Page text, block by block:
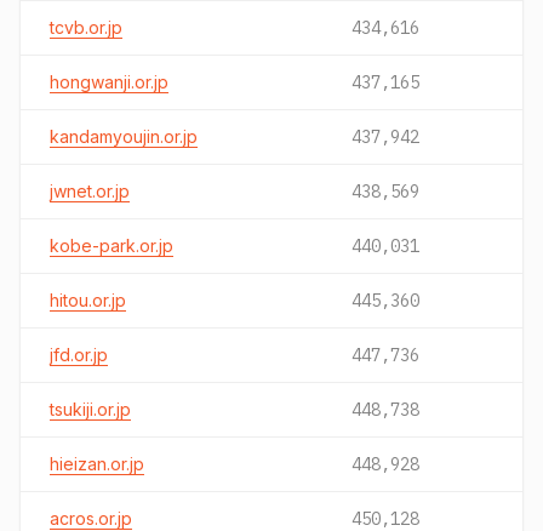
tcvb.or.jp 434,616
hongwanji.or.jp 437,165
kandamyoujin.or.jp 437,942
jwnet.or.jp 438,569
kobe-park.or.jp 440,031
hitou.or.jp 445,360
jfd.or.jp 447,736
tsukiji.or.jp 448,738
hieizan.or.jp 448,928
acros.or.jp 450,128